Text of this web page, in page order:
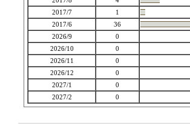
2017/7
1
2017/6
36
2026/9
0
2026/10
0
2026/11
0
2026/12
0
2027/1
0
2027/2
0